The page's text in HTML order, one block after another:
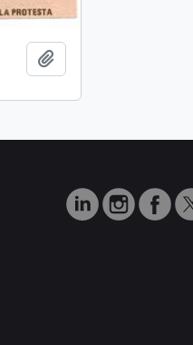
Añadir al portapapeles